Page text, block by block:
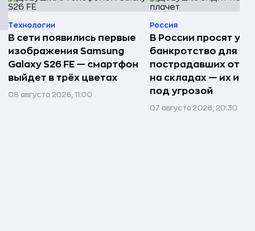
Технологии
В сети появились первые
изображения Samsung
Galaxy S26 FE — смартфон
выйдет в трёх цветах
08 августа 2026, 11:00
Россия
В России просят
банкротство для
пострадавших от
на складах — их
под угрозой
07 августа 2026, 20:30